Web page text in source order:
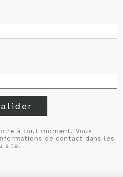
à tout moment. Vous
de contact dans les
site.